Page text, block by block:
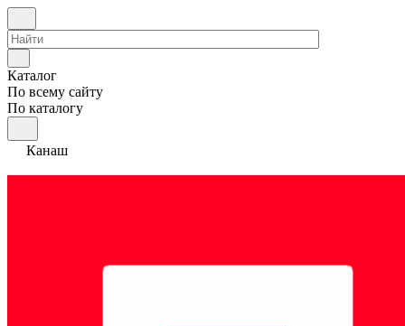
Каталог
По всему сайту
По каталогу
Канаш